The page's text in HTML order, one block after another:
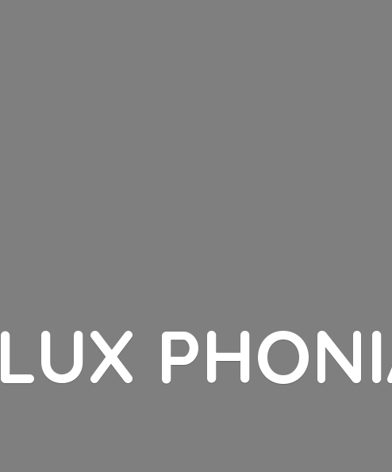
LUX